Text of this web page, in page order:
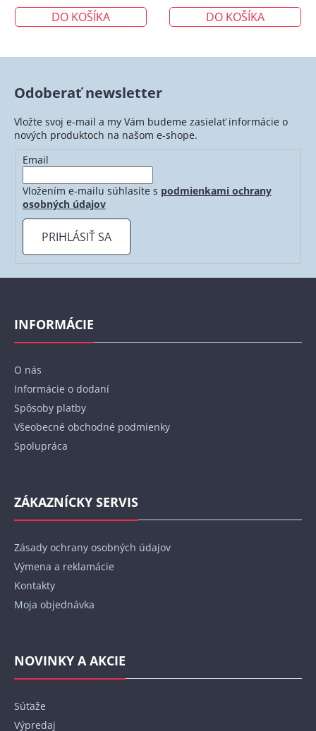
DO KOŠÍKA DO KOŠÍKA
Odoberať newsletter
Vložte svoj e-mail a my Vám budeme zasielať informácie o
nových produktoch na našom e-shope.
Email
Vložením e-mailu súhlasíte s podmienkami ochrany
osobných údajov
PRIHLÁSIŤ SA
Z
INFORMÁCIE
O nás
Informácie o dodaní
Spôsoby platby
Všeobecné obchodné podmienky
Spolupráca
ZÁKAZNÍCKY SERVIS
Zásady ochrany osobných údajov
Výmena a reklamácie
Kontakty
Moja objednávka
NOVINKY A AKCIE
Súťaže
Výpredaj